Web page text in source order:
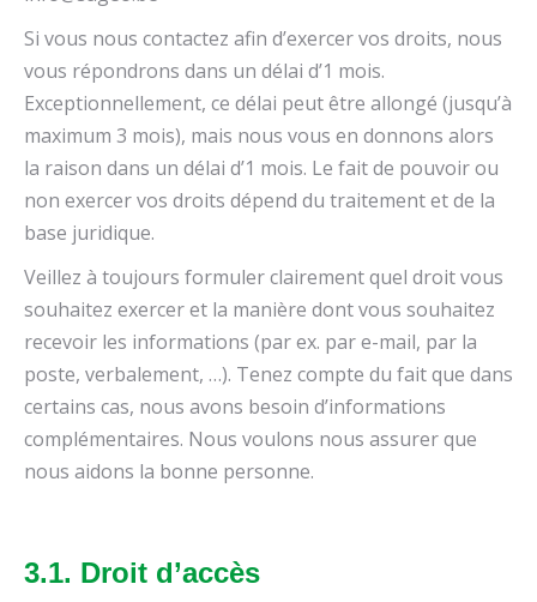
Si vous nous contactez afin d’exercer vos droits, nous
vous répondrons dans un délai d’1 mois.
Exceptionnellement, ce délai peut être allongé (jusqu’à
maximum 3 mois), mais nous vous en donnons alors
la raison dans un délai d’1 mois. Le fait de pouvoir ou
non exercer vos droits dépend du traitement et de la
base juridique.
Veillez à toujours formuler clairement quel droit vous
souhaitez exercer et la manière dont vous souhaitez
recevoir les informations (par ex. par e-mail, par la
poste, verbalement, …). Tenez compte du fait que dans
certains cas, nous avons besoin d’informations
complémentaires. Nous voulons nous assurer que
nous aidons la bonne personne.
3.1. Droit d’accès